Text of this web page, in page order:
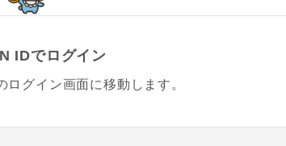
IDでログイン
グイン画面に移動します。